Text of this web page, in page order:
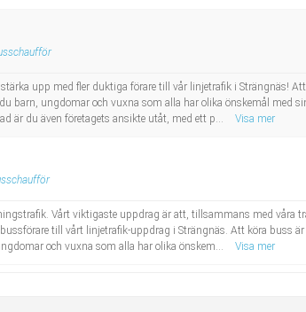
upp med fler duktiga förare till vår linjetrafik i Strängnäs!
barn, ungdomar och vuxna som alla har olika önskemål med
är du även företagets ansikte utåt, med ett p...
Visa mer
Vårt viktigaste uppdrag är att, tillsammans med våra
till vårt linjetrafik-uppdrag i Strängnäs. Att köra buss
och vuxna som alla har olika önskem...
Visa mer